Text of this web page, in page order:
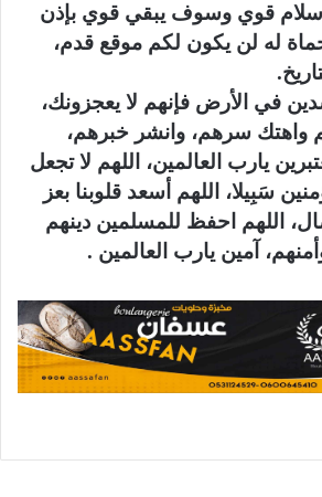
قوي وسوف يبقي قوي بإذن
له لن يكون لكم موقع قدم،
في الأرض فإنهم لا يعجزونك،
واهتك سرهم، وانشر خبرهم،
يارب العالمين، اللهم لا تجعل
سَبِيلا، اللهم أسعد قلوبنا بعز
اللهم احفظ للمسلمين دينهم
آمين يارب العالمين .